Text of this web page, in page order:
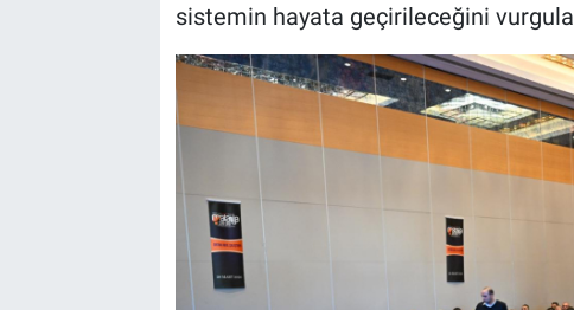
sistemin hayata geçirileceğini